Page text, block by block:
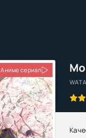
Аниме сериал